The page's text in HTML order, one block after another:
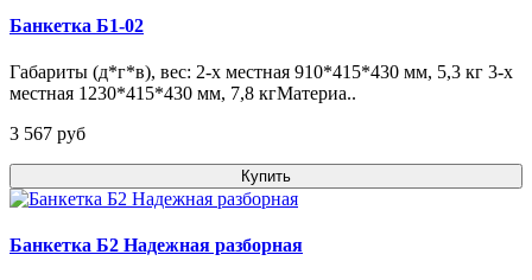
Банкетка Б1-02
Габариты (д*г*в), вес: 2-х местная 910*415*430 мм, 5,3 кг 3-х
местная 1230*415*430 мм, 7,8 кгМатериа..
3 567 pуб
Купить
Банкетка Б2 Надежная разборная